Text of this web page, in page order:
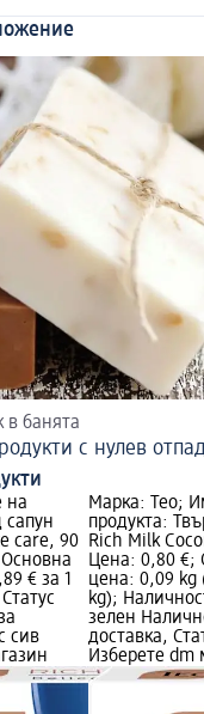
в банята
с нулев
на
сапун
care, 90
€ за 1
сив
Марка: Teo;
продукта:
Rich Milk
Цена: 0,80 €;
цена: 0,09 kg
kg);
зелен
доставка,
Изберете dm